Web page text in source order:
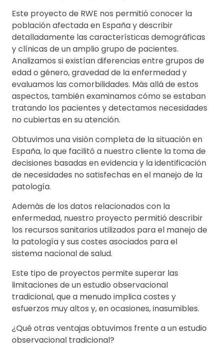
Este proyecto de RWE nos permitió conocer la
población afectada en España y describir
detalladamente las características demográficas
y clínicas de un amplio grupo de pacientes.
Analizamos si existían diferencias entre grupos de
edad o género, gravedad de la enfermedad y
evaluamos las comorbilidades. Más allá de estos
aspectos, también examinamos cómo se estaban
tratando los pacientes y detectamos necesidades
no cubiertas en su atención.
Obtuvimos una visión completa de la situación en
España, lo que facilitó a nuestro cliente la toma de
decisiones basadas en evidencia y la identificación
de necesidades no satisfechas en el manejo de la
patología.
Además de los datos relacionados con la
enfermedad, nuestro proyecto permitió describir
los recursos sanitarios utilizados para el manejo de
la patología y sus costes asociados para el
sistema nacional de salud.
Este tipo de proyectos permite superar las
limitaciones de un estudio observacional
tradicional, que a menudo implica costes y
esfuerzos muy altos y, en ocasiones, inasumibles.
¿Qué otras ventajas obtuvimos frente a un estudio
observacional tradicional?